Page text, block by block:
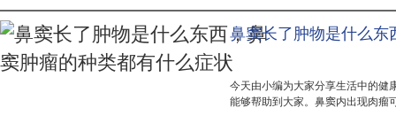
鼻窦长了肿物是什么东
今天由小编为大家分享生活中的健
能够帮助到大家。鼻窦内出现肉瘤